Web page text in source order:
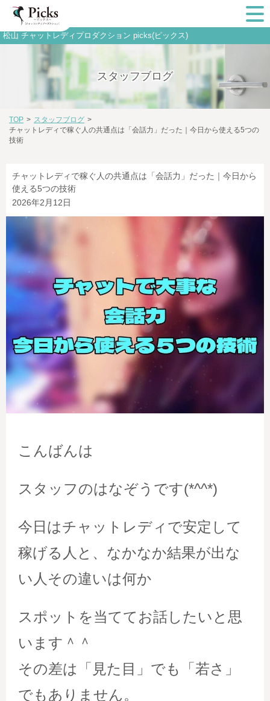
松山 チャットレディプロダクション picks(ピックス)
スタッフブログ
TOP > スタッフブログ >
チャットレディで稼ぐ人の共通点は「会話力」だった｜今日から使える5つの
技術
チャットレディで稼ぐ人の共通点は「会話力」だった｜今日から
使える5つの技術
2026年2月12日
こんばんは
スタッフのはなぞうです(*^^*)
今日はチャットレディで安定して
稼げる人と、なかなか結果が出な
い人その違いは何か
スポットを当ててお話したいと思
います＾＾
その差は「見た目」でも「若さ」
でもありません。